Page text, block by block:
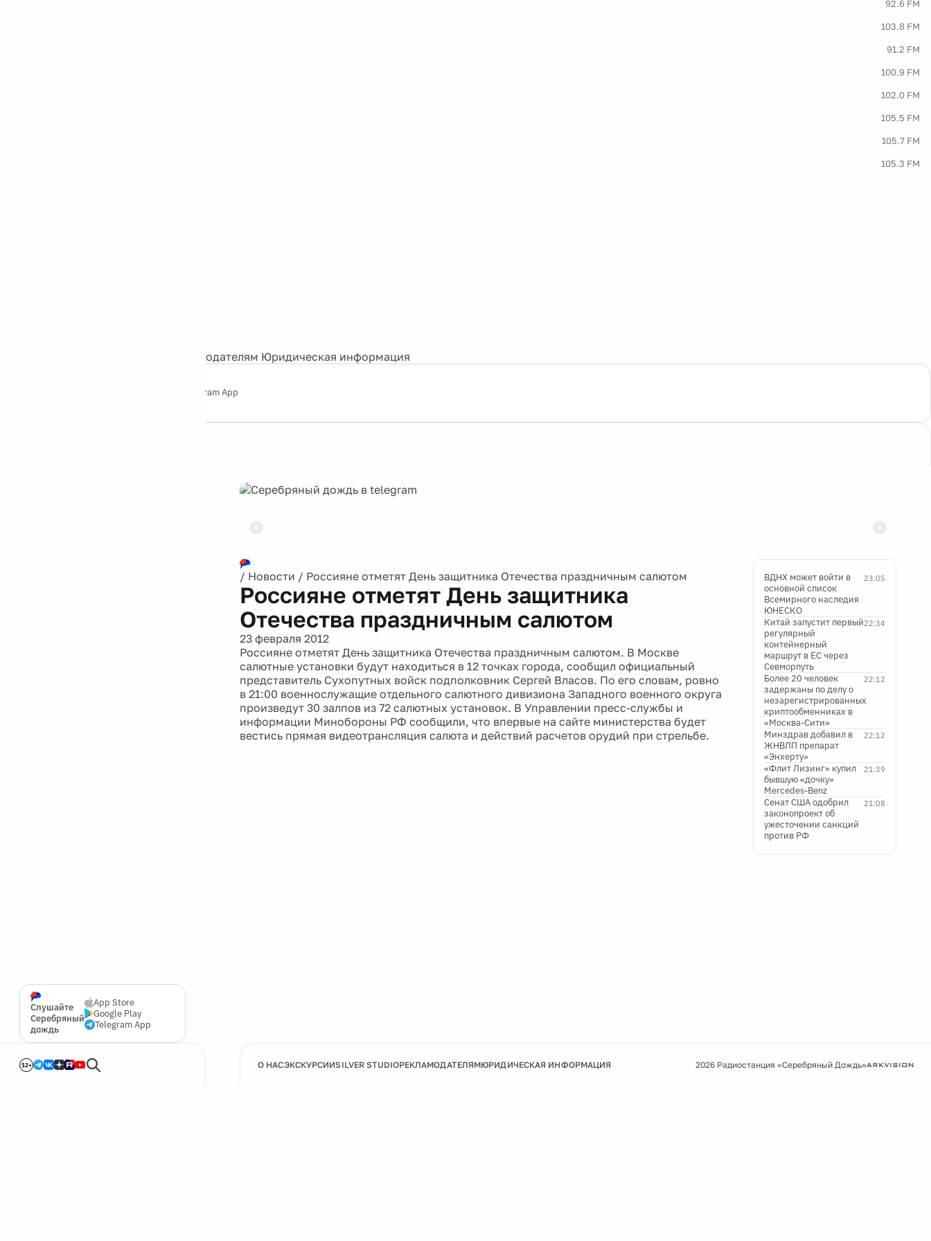
92.6 FM
103.8 FM
91.2 FM
100.9 FM
102.0 FM
105.5 FM
105.7 FM
105.3 FM
Рекламодателям Юридическая информация
Telegram App
Слушайте
Серебряный
дождь
App Store
Google Play
Telegram App
12+
/ Новости / Россияне отметят День защитника Отечества праздничным салютом
Россияне отметят День защитника
Отечества праздничным салютом
23 февраля 2012
Россияне отметят День защитника Отечества праздничным салютом. В Москве
салютные установки будут находиться в 12 точках города, сообщил официальный
представитель Сухопутных войск подполковник Сергей Власов. По его словам, ровно
в 21:00 военнослужащие отдельного салютного дивизиона Западного военного округа
произведут 30 залпов из 72 салютных установок. В Управлении пресс-службы и
информации Минобороны РФ сообщили, что впервые на сайте министерства будет
вестись прямая видеотрансляция салюта и действий расчетов орудий при стрельбе.
23:05
ВДНХ может войти в
основной список
Всемирного наследия
ЮНЕСКО
22:34
Китай запустит первый
регулярный
контейнерный
маршрут в ЕС через
Севморпуть
22:12
Более 20 человек
задержаны по делу о
незарегистрированных
криптообменниках в
«Москва-Сити»
22:12
Минздрав добавил в
ЖНВЛП препарат
«Энхерту»
21:39
«Флит Лизинг» купил
бывшую «дочку»
Mercedes-Benz
21:08
Сенат США одобрил
законопроект об
ужесточении санкций
против РФ
О НАСЭКСКУРСИИSILVER STUDIOРЕКЛАМОДАТЕЛЯМЮРИДИЧЕСКАЯ ИНФОРМАЦИЯ 2026 Радиостанция «Серебряный Дождь»